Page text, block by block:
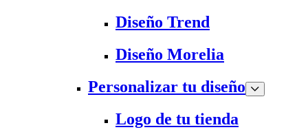
Diseño Trend
Diseño Morelia
Personalizar tu diseño
Logo de tu tienda